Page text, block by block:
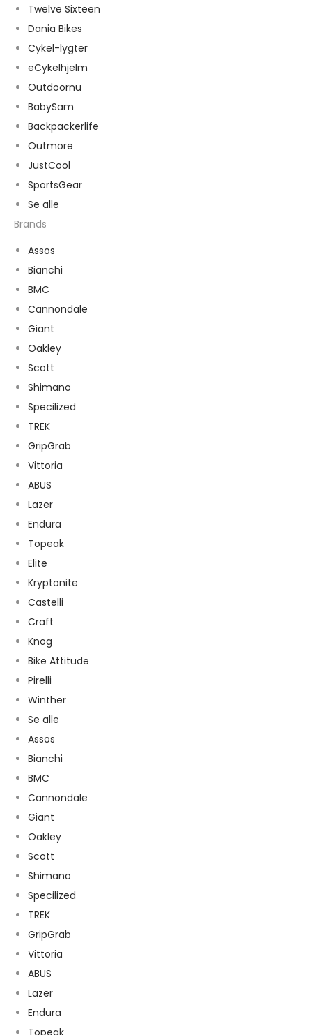
Twelve Sixteen
Dania Bikes
Cykel-lygter
eCykelhjelm
Outdoornu
BabySam
Backpackerlife
Outmore
JustCool
SportsGear
Se alle
Brands
Assos
Bianchi
BMC
Cannondale
Giant
Oakley
Scott
Shimano
Specilized
TREK
GripGrab
Vittoria
ABUS
Lazer
Endura
Topeak
Elite
Kryptonite
Castelli
Craft
Knog
Bike Attitude
Pirelli
Winther
Se alle
Assos
Bianchi
BMC
Cannondale
Giant
Oakley
Scott
Shimano
Specilized
TREK
GripGrab
Vittoria
ABUS
Lazer
Endura